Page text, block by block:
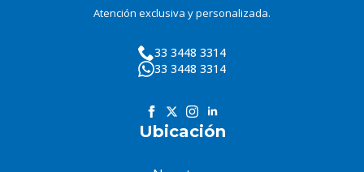
Atención exclusiva y personalizada.
33 3448 3314
33 3448 3314
Ubicación